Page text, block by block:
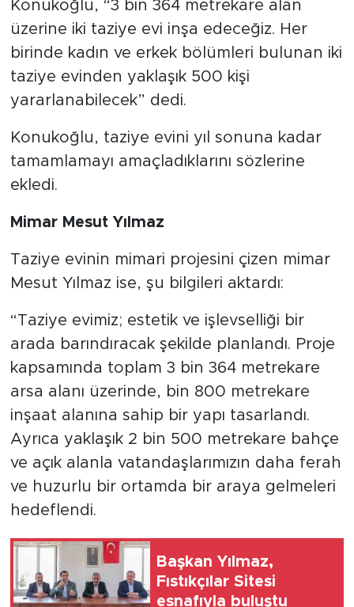
Konukoğlu, “3 bin 364 metrekare alan
üzerine iki taziye evi inşa edeceğiz. Her
birinde kadın ve erkek bölümleri bulunan iki
taziye evinden yaklaşık 500 kişi
yararlanabilecek” dedi.
Konukoğlu, taziye evini yıl sonuna kadar
tamamlamayı amaçladıklarını sözlerine
ekledi.
Mimar Mesut Yılmaz
Taziye evinin mimari projesini çizen mimar
Mesut Yılmaz ise, şu bilgileri aktardı:
“Taziye evimiz; estetik ve işlevselliği bir
arada barındıracak şekilde planlandı. Proje
kapsamında toplam 3 bin 364 metrekare
arsa alanı üzerinde, bin 800 metrekare
inşaat alanına sahip bir yapı tasarlandı.
Ayrıca yaklaşık 2 bin 500 metrekare bahçe
ve açık alanla vatandaşlarımızın daha ferah
ve huzurlu bir ortamda bir araya gelmeleri
hedeflendi.
Başkan Yılmaz,
Fıstıkçılar Sitesi
esnafıyla buluştu